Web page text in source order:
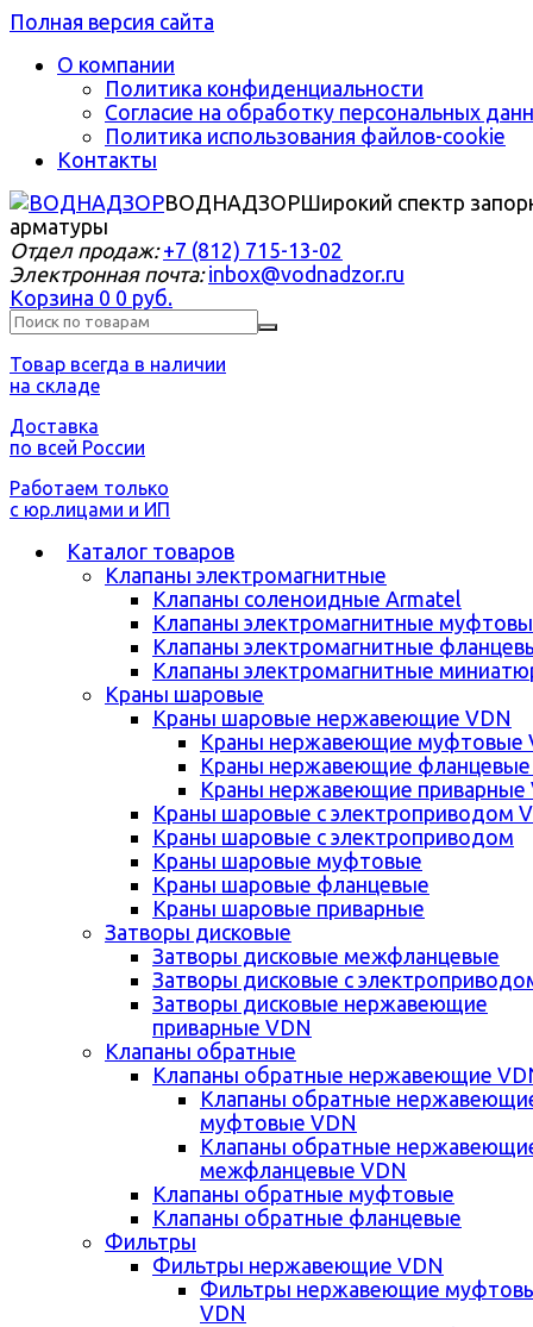
Полная версия сайта
О компании
Политика конфиденциальности
Согласие на обработку персональных
Политика использования файлов-cookie
Контакты
ВОДНАДЗОРШирокий спектр
арматуры
Отдел продаж: +7 (812) 715-13-02
Электронная почта: inbox@vodnadzor.ru
Корзина 0 0 руб.
Товар всегда в наличии
на складе
Доставка
по всей России
Работаем только
с юр.лицами и ИП
Каталог товаров
Клапаны электромагнитные
Клапаны соленоидные Armatel
Клапаны электромагнитные
Клапаны электромагнитные
Клапаны электромагнитные
Краны шаровые
Краны шаровые нержавеющие VDN
Краны нержавеющие муфтовые
Краны нержавеющие фланцевые
Краны нержавеющие приварные
Краны шаровые с электроприводом
Краны шаровые с электроприводом
Краны шаровые муфтовые
Краны шаровые фланцевые
Краны шаровые приварные
Затворы дисковые
Затворы дисковые межфланцевые
Затворы дисковые с
Затворы дисковые нержавеющие
приварные VDN
Клапаны обратные
Клапаны обратные нержавеющие
Клапаны обратные
муфтовые VDN
Клапаны обратные
межфланцевые VDN
Клапаны обратные муфтовые
Клапаны обратные фланцевые
Фильтры
Фильтры нержавеющие VDN
Фильтры нержавеющие
VDN